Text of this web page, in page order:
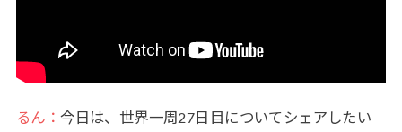
るん：今日は、世界一周27日目についてシェアしたい